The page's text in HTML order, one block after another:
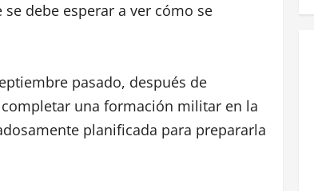
debe esperar a ver cómo se
pasado, después de
una formación militar en la
planificada para prepararla